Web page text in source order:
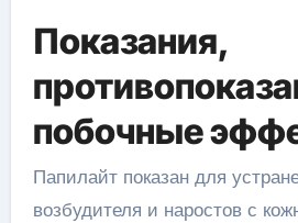
Показания,
побочные
Папилайт показан для
возбудителя и наростов с